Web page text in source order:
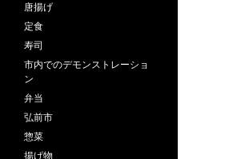
唐揚げ
定食
寿司
市内でのデモンストレーショ
ン
弁当
弘前市
惣菜
揚げ物